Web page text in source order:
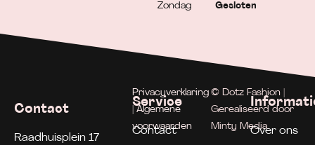
Zondag
Gesloten
Contact
Raadhuisplein 17
Service
Contact
Over ons
Privacyverklaring
| Algemene
voorwaarden
© Dotz Fashion |
Gerealiseerd door
Minty Media